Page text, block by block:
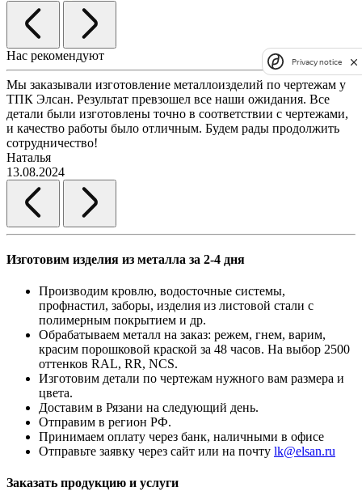
Нас рекомендуют
Мы заказывали изготовление металлоизделий по чертежам у
ТПК Элсан. Результат превзошел все наши ожидания. Все
детали были изготовлены точно в соответствии с чертежами,
и качество работы было отличным. Будем рады продолжить
сотрудничество!
Наталья
13.08.2024
Изготовим изделия из металла за 2-4 дня
Производим кровлю, водосточные системы,
профнастил, заборы, изделия из листовой стали с
полимерным покрытием и др.
Обрабатываем металл на заказ: режем, гнем, варим,
красим порошковой краской за 48 часов. На выбор 2500
оттенков RAL, RR, NCS.
Изготовим детали по чертежам нужного вам размера и
цвета.
Доставим в Рязани на следующий день.
Отправим в регион РФ.
Принимаем оплату через банк, наличными в офисе
Отправьте заявку через сайт или на почту lk@elsan.ru
Заказать продукцию и услуги
Privacy notice